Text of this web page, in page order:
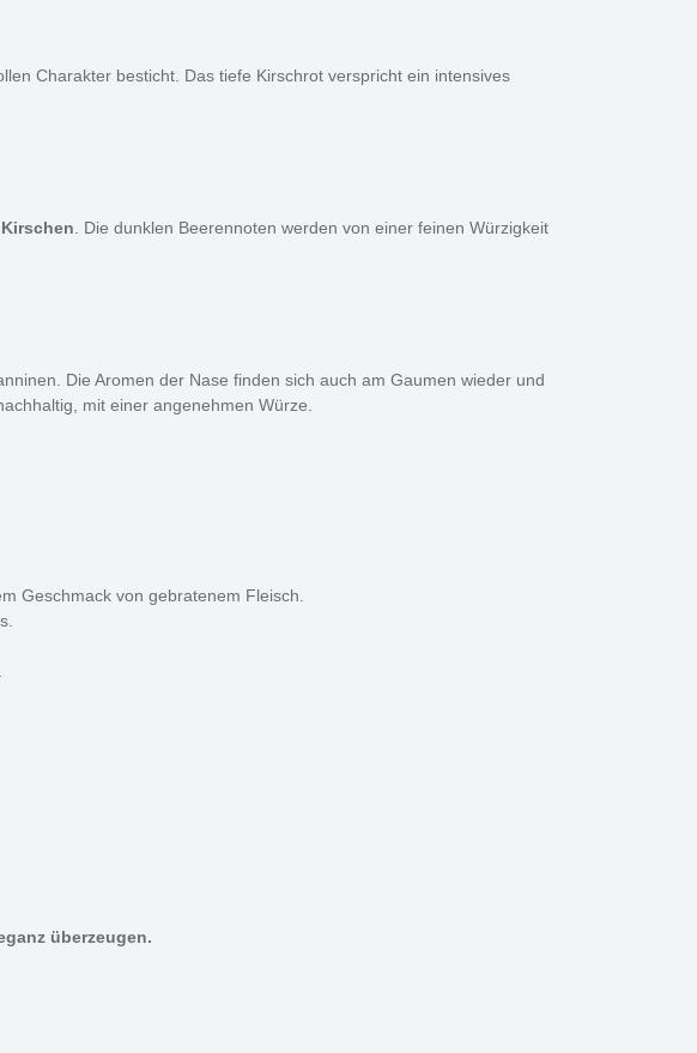
Charakter besticht. Das tiefe Kirschrot verspricht ein intensives
. Die dunklen Beerennoten werden von einer feinen Würzigkeit
Die Aromen der Nase finden sich auch am Gaumen wieder und
mit einer angenehmen Würze.
Geschmack von gebratenem Fleisch.
überzeugen.